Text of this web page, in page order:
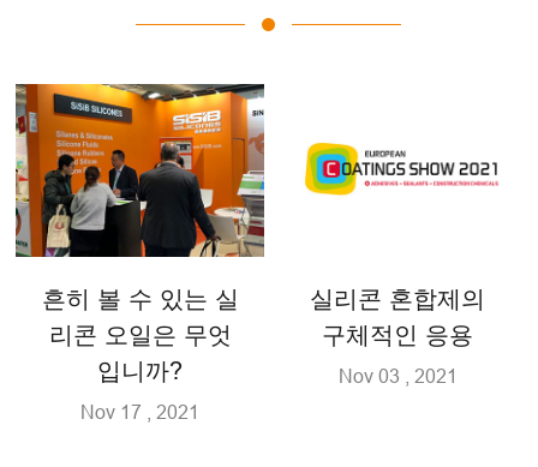
흔히 볼 수 있는 실
리콘 오일은 무엇
입니까?
Nov 17 , 2021
실리콘 혼합제의
구체적인 응용
Nov 03 , 2021